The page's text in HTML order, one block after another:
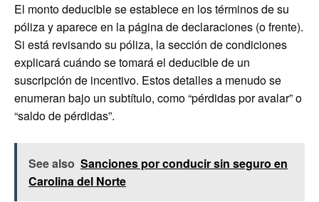
El monto deducible se establece en los términos de su
póliza y aparece en la página de declaraciones (o frente).
Si está revisando su póliza, la sección de condiciones
explicará cuándo se tomará el deducible de un
suscripción de incentivo. Estos detalles a menudo se
enumeran bajo un subtítulo, como “pérdidas por avalar” o
“saldo de pérdidas”.
See also Sanciones por conducir sin seguro en
Carolina del Norte